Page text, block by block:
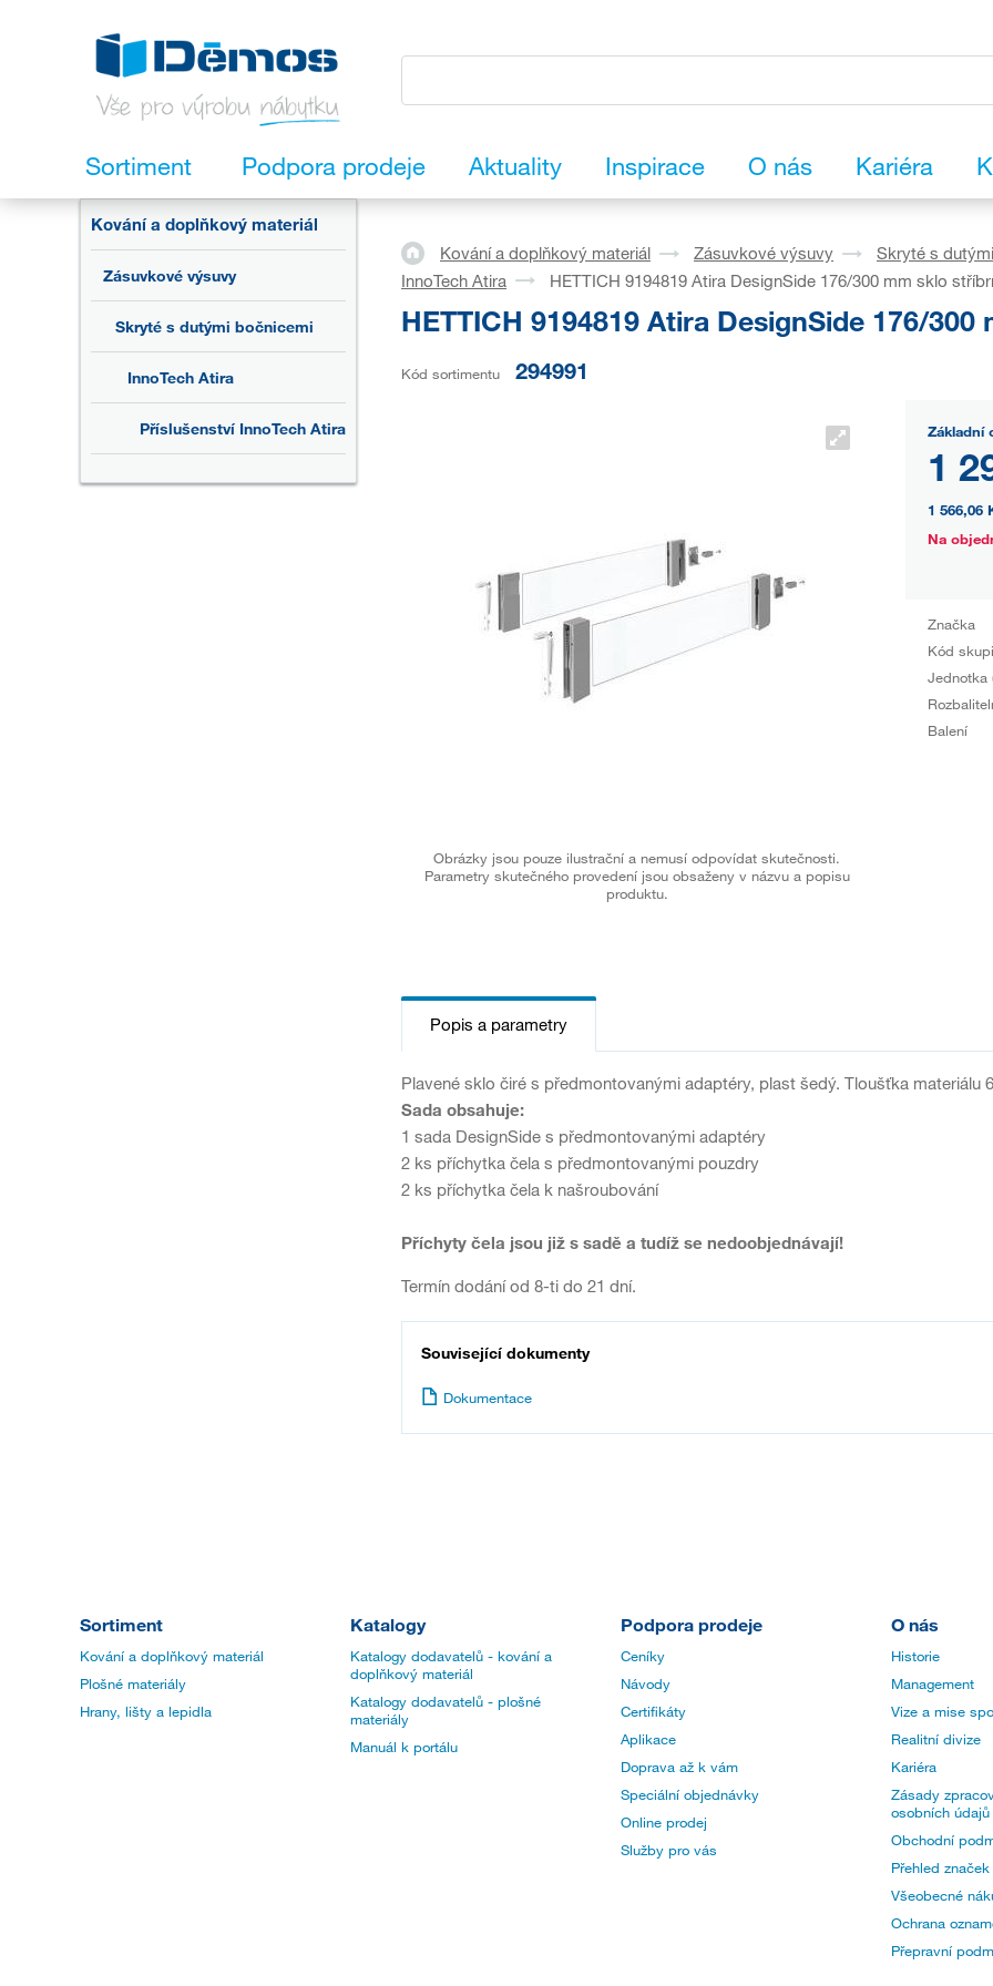
Sortiment Podpora prodeje Aktuality Inspirace O nás Kariéra
Kování a doplňkový materiál
Zásuvkové výsuvy
Skryté s dutými bočnicemi
InnoTech Atira
Příslušenství InnoTech Atira
Kování a doplňkový materiál Zásuvkové výsuvy Skryté s
InnoTech Atira
HETTICH 9194819 Atira DesignSide 176/300 mm sklo
HETTICH 9194819 Atira DesignSide 176/
Kód sortimentu 294991
Obrázky jsou pouze ilustrační a nemusí odpovídat skutečnosti.
Parametry skutečného provedení jsou obsaženy v názvu a popisu
produktu.
Základní
1
1 566,06
Na
Značka
Kód
Jednotka
Balení
Popis a parametry
Plavené sklo čiré s předmontovanými adaptéry, plast šedý. Tloušťka materiálu
Sada obsahuje:
1 sada DesignSide s předmontovanými adaptéry
2 ks příchytka čela s předmontovanými pouzdry
2 ks příchytka čela k našroubování
Příchyty čela jsou již s sadě a tudíž se nedoobjednávají!
Termín dodání od 8-ti do 21 dní.
Související dokumenty
Dokumentace
Sortiment
Kování a doplňkový materiál
Plošné materiály
Hrany, lišty a lepidla
Katalogy
Katalogy dodavatelů - kování a
doplňkový materiál
Katalogy dodavatelů - plošné
materiály
Manuál k portálu
Podpora prodeje
Ceníky
Návody
Certifikáty
Aplikace
Doprava až k vám
Speciální objednávky
Online prodej
Služby pro vás
O nás
Historie
Management
Vize a mise
Realitní divize
Kariéra
Zásady
osobních údajů
Obchodní
Přehled značek
Všeobecné
Ochrana
Přepravní